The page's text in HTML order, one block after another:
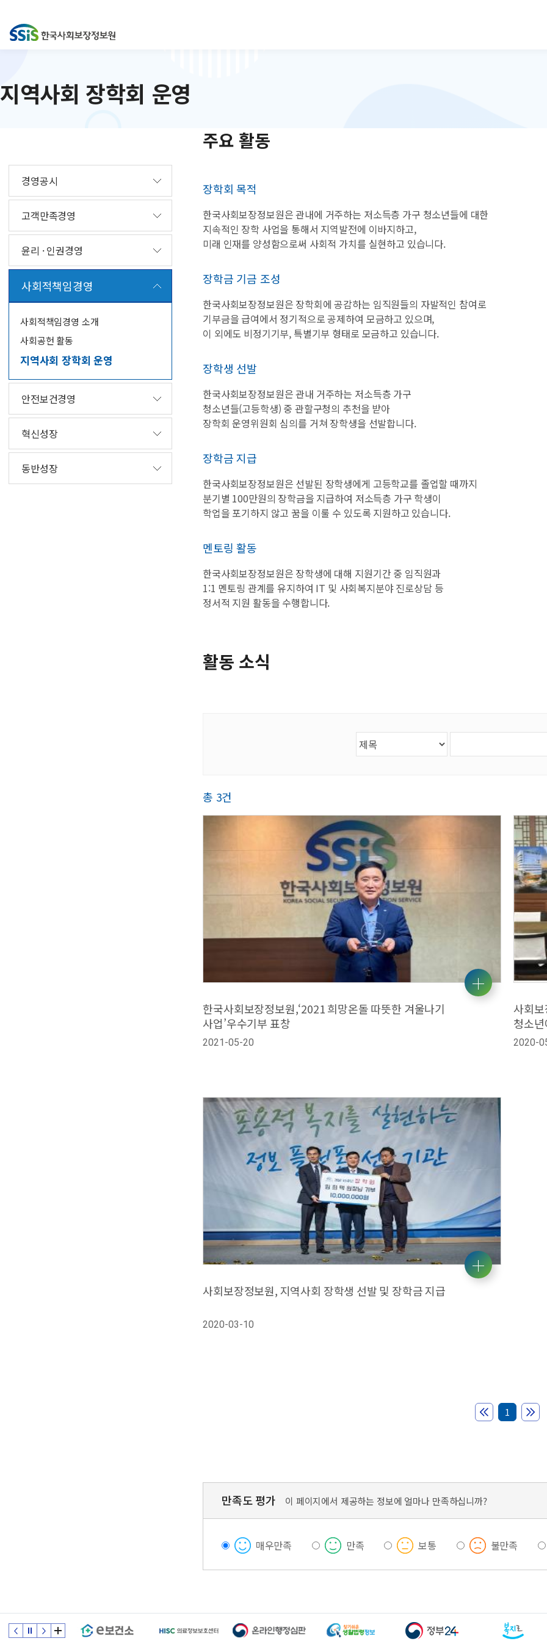
지역사회 장학회 운영
경영공시
고객만족경영
윤리 · 인권경영
사회적책임경영
사회적책임경영 소개
사회공헌 활동
지역사회 장학회 운영
안전보건경영
혁신성장
동반성장
주요 활동
장학회 목적
한국사회보장정보원은 관내에 거주하는 저소득층 가구 청소년들에 대한
지속적인 장학 사업을 통해서 지역발전에 이바지하고,
미래 인재를 양성함으로써 사회적 가치를 실현하고 있습니다.
장학금 기금 조성
한국사회보장정보원은 장학회에 공감하는 임직원들의 자발적인 참여로
기부금을 급여에서 정기적으로 공제하여 모금하고 있으며,
이 외에도 비정기기부, 특별기부 형태로 모금하고 있습니다.
장학생 선발
한국사회보장정보원은 관내 거주하는 저소득층 가구
청소년들(고등학생) 중 관할구청의 추천을 받아
장학회 운영위원회 심의를 거쳐 장학생을 선발합니다.
장학금 지급
한국사회보장정보원은 선발된 장학생에게 고등학교를 졸업할 때까지
분기별 100만원의 장학금을 지급하여 저소득층 가구 학생이
학업을 포기하지 않고 꿈을 이룰 수 있도록 지원하고 있습니다.
멘토링 활동
한국사회보장정보원은 장학생에 대해 지원기간 중 임직원과
1:1 멘토링 관계를 유지하여 IT 및 사회복지분야 진로상담 등
정서적 지원 활동을 수행합니다.
활동 소식
총 3건
한국사회보장정보원,‘2021 희망온돌 따뜻한 겨울나기
사업’우수기부 표창
2021-05-20
사회
청소
2020-
사회보장정보원, 지역사회 장학생 선발 및 장학금 지급
2020-03-10
1
만족도 평가 이 페이지에서 제공하는 정보에 얼마나 만족하십니까?
매우만족 만족 보통 불만족